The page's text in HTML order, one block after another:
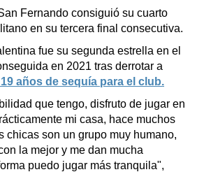
Fernando consiguió su cuarto
en su tercera final consecutiva.
fue su segunda estrella en el
en 2021 tras derrotar a
años de sequía para el club.
que tengo, disfruto de jugar en
mi casa, hace muchos
chicas son un grupo muy humano,
la mejor y me dan mucha
puedo jugar más tranquila",